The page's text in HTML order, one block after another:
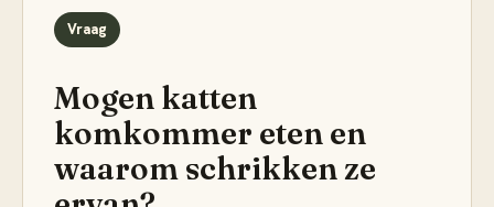
Vraag
Mogen katten
komkommer eten en
waarom schrikken ze